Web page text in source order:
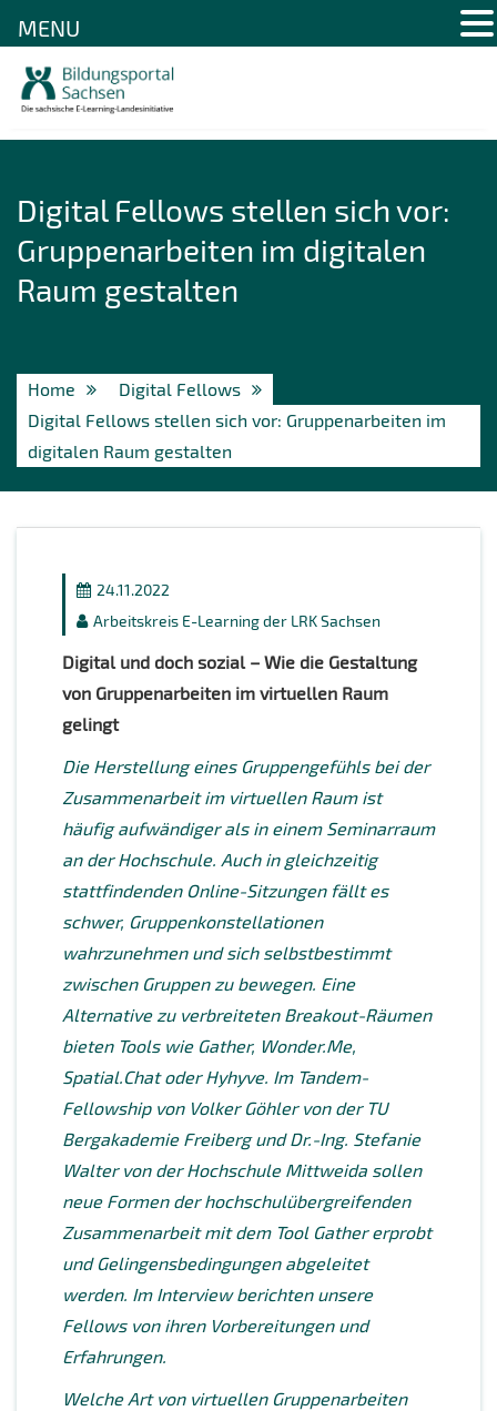
Digital Fellows stellen sich vor:
Gruppenarbeiten im digitalen
Raum gestalten
Home
Digital Fellows
Digital Fellows stellen sich vor: Gruppenarbeiten im
digitalen Raum gestalten
24.11.2022
Arbeitskreis E-Learning der LRK Sachsen
Digital und doch sozial – Wie die Gestaltung
von Gruppenarbeiten im virtuellen Raum
gelingt
Die Herstellung eines Gruppengefühls bei der
Zusammenarbeit im virtuellen Raum ist
häufig aufwändiger als in einem Seminarraum
an der Hochschule. Auch in gleichzeitig
stattfindenden Online-Sitzungen fällt es
schwer, Gruppenkonstellationen
wahrzunehmen und sich selbstbestimmt
zwischen Gruppen zu bewegen. Eine
Alternative zu verbreiteten Breakout-Räumen
bieten Tools wie Gather, Wonder.Me,
Spatial.Chat oder Hyhyve. Im Tandem-
Fellowship von Volker Göhler von der TU
Bergakademie Freiberg und Dr.-Ing. Stefanie
Walter von der Hochschule Mittweida sollen
neue Formen der hochschulübergreifenden
Zusammenarbeit mit dem Tool Gather erprobt
und Gelingensbedingungen abgeleitet
werden. Im Interview berichten unsere
Fellows von ihren Vorbereitungen und
Erfahrungen.
Welche Art von virtuellen Gruppenarbeiten
MENU